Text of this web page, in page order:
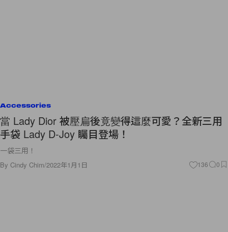
Accessories
當 Lady Dior 被壓扁後竟變得這麼可愛？全新三用
手袋 Lady D-Joy 矚目登場！
一袋三用！
By Cindy Chim/2022年1月1日 136 0